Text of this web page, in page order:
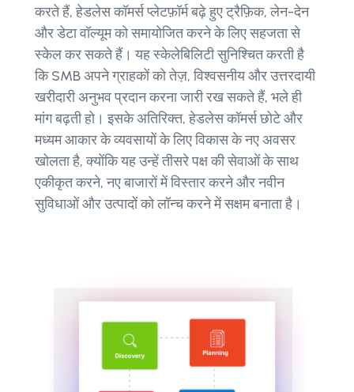
करते हैं, हेडलेस कॉमर्स प्लेटफ़ॉर्म बढ़े हुए ट्रैफ़िक, लेन-देन
और डेटा वॉल्यूम को समायोजित करने के लिए सहजता से
स्केल कर सकते हैं। यह स्केलेबिलिटी सुनिश्चित करती है
कि SMB अपने ग्राहकों को तेज़, विश्वसनीय और उत्तरदायी
खरीदारी अनुभव प्रदान करना जारी रख सकते हैं, भले ही
मांग बढ़ती हो। इसके अतिरिक्त, हेडलेस कॉमर्स छोटे और
मध्यम आकार के व्यवसायों के लिए विकास के नए अवसर
खोलता है, क्योंकि यह उन्हें तीसरे पक्ष की सेवाओं के साथ
एकीकृत करने, नए बाजारों में विस्तार करने और नवीन
सुविधाओं और उत्पादों को लॉन्च करने में सक्षम बनाता है।